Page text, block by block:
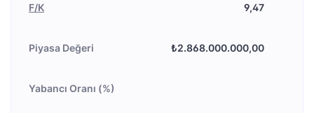
F/K 9,47
Piyasa Değeri ₺2.868.000.000,00
Yabancı Oranı (%)